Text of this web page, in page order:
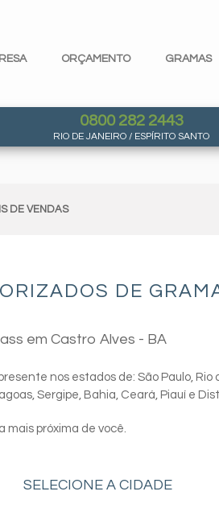
ORÇAMENTO GRAMAS
0800 282 2443
RIO DE JANEIRO / ESPÍRITO SANTO
DE VENDAS
DE
em Castro Alves - BA
nos estados de: São Paulo,
Sergipe, Bahia, Ceará, Piauí e
mais próxima de você.
SELECIONE A CIDADE